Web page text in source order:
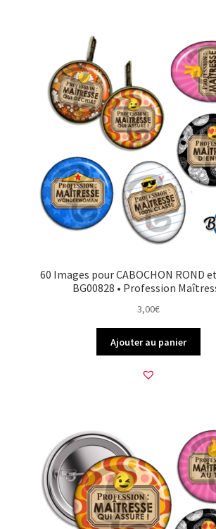
60 Images pour CABOCHON ROND et
BG00828 • Profession
3,00€
Ajouter au panier